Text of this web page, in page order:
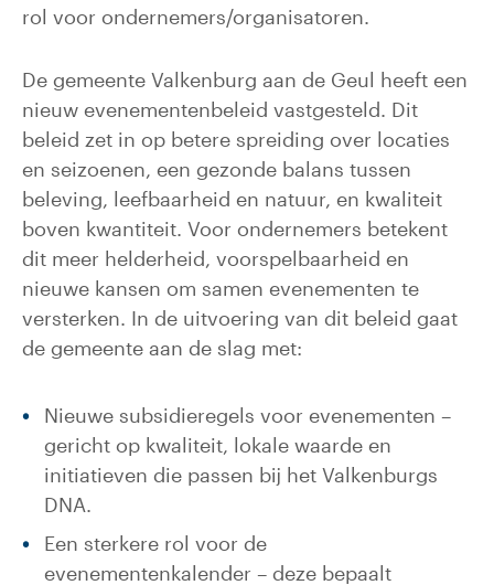
rol voor ondernemers/organisatoren.
De gemeente Valkenburg aan de Geul heeft een
nieuw evenementenbeleid vastgesteld. Dit
beleid zet in op betere spreiding over locaties
en seizoenen, een gezonde balans tussen
beleving, leefbaarheid en natuur, en kwaliteit
boven kwantiteit. Voor ondernemers betekent
dit meer helderheid, voorspelbaarheid en
nieuwe kansen om samen evenementen te
versterken. In de uitvoering van dit beleid gaat
de gemeente aan de slag met:
Nieuwe subsidieregels voor evenementen –
gericht op kwaliteit, lokale waarde en
initiatieven die passen bij het Valkenburgs
DNA.
Een sterkere rol voor de
evenementenkalender – deze bepaalt